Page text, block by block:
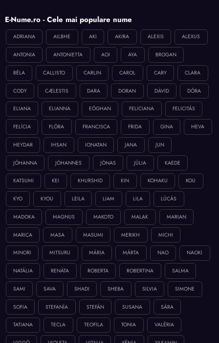
E-Nume.ro - Cele mai populare nume
ADRIANA AILBHE AKI AKIRA ALEXIS ALEXUS
ANTONIA ANTONIETTA AOI AYA BROGAN
BÉLA CALLISTO CARLIN CAROL CARY CLARA
CODY CÆLESTIS DARA DORAN DÁVID DÓRA
ELIANA ELIANNA EÓGHAN FELICIANA FELICITÁS
FELÍCIA FLÓRA FRANCISCA FRIDA GINA HEVA
HEYDAR IHSAN IONATAN JANA JUN
JÓHANNA JÓHANNES JÓNAS JÚLIA KAEDE
KATSUMI KEI KHURSHID KIN KOHAKU KOU
KYO KYOU LEILA LIAM LILA LÚCÁS
MADOKA MAGNUS MAKOTO MALAK MARIAN
MARICA MASA MASUMI MERIKH MICHI
MINORI MITSURU MÁRIA MÁRTA NAO NAOKI
NATÁLIA RENÁTA ROBERTA ROBERTINA SALMA
SAMI SAVA SHADI SHEBA SILVIA SIMONE
SOFIA STEFANÍA STEFÁN SUSANA SÁRA
TATIANA TECLA TEOFILA TONIA VALÉRIA